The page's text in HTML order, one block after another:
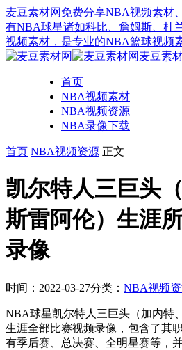
麦豆素材网免费分享NBA视频素材
有NBA球星诸如科比、詹姆斯、杜
视频素材，是专业的NBA篮球视频
麦豆素
首页
NBA视频素材
NBA视频资源
NBA录像下载
首页 NBA视频资源 正文
凯尔特人三巨头
斯雷阿伦）生涯
录像
时间：2022-03-27分类： NBA视频
NBA球星凯尔特人三巨头（加内特
生涯全部比赛视频录像，包含了其
有季后赛、总决赛、全明星赛等，